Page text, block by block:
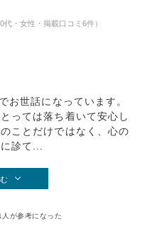
・女性・掲載口コミ6件）
お世話になっています。
っては落ち着いて安心し
ことだけではなく、心の
診て...
人が参考になった